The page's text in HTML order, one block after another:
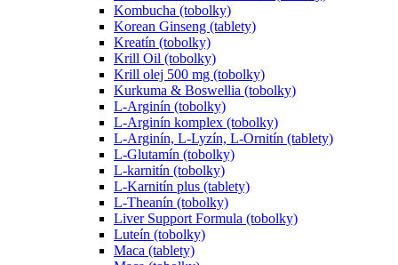
Kombucha (tobolky)
Korean Ginseng (tablety)
Kreatín (tobolky)
Krill Oil (tobolky)
Krill olej 500 mg (tobolky)
Kurkuma & Boswellia (tobolky)
L-Arginín (tobolky)
L-Arginín komplex (tobolky)
L-Arginín, L-Lyzín, L-Ornitín (tablety)
L-Glutamín (tobolky)
L-karnitín (tobolky)
L-Karnitín plus (tablety)
L-Theanín (tobolky)
Liver Support Formula (tobolky)
Luteín (tobolky)
Maca (tablety)